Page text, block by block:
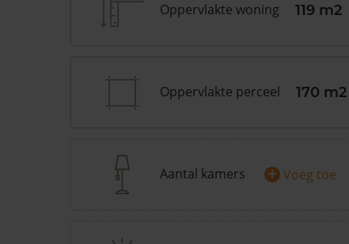
Oppervlakte woning 119 m2
Oppervlakte perceel 170 m2
Aantal kamers + Voeg toe